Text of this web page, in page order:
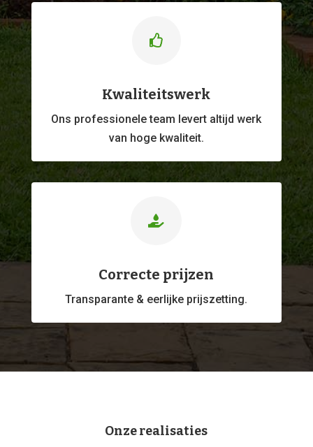

Kwaliteitswerk
Ons professioneleteam levert altijd werk
van hoge kwaliteit.

Correcte prijzen
Transparante & eerlijke prijszetting.
Onze realisaties